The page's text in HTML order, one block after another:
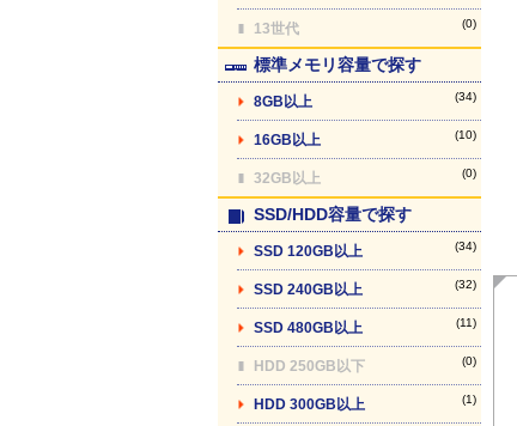
13世代 (0)
標準メモリ容量で探す
8GB以上 (34)
16GB以上 (10)
32GB以上 (0)
SSD/HDD容量で探す
SSD 120GB以上 (34)
SSD 240GB以上 (32)
SSD 480GB以上 (11)
HDD 250GB以下 (0)
HDD 300GB以上 (1)